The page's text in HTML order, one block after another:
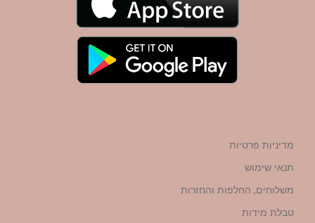
מדיניות פרטיות
תנאי שימוש
משלוחים, החלפות והחזרות
טבלת מידות